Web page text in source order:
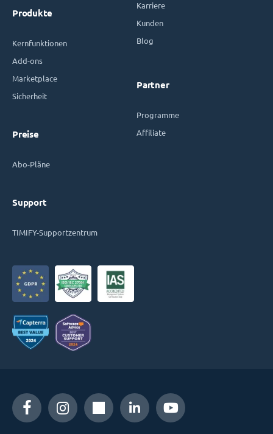
Produkte
Kernfunktionen
Add-ons
Marketplace
Sicherheit
Preise
Abo-Pläne
Support
TIMIFY-Supportzentrum
Karriere
Kunden
Blog
Partner
Programme
Affiliate